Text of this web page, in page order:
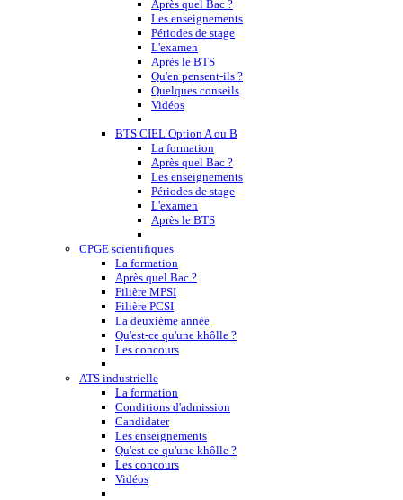
Après quel Bac ?
Les enseignements
Périodes de stage
L'examen
Après le BTS
Qu'en pensent-ils ?
Quelques conseils
Vidéos
BTS CIEL Option A ou B
La formation
Après quel Bac ?
Les enseignements
Périodes de stage
L'examen
Après le BTS
CPGE scientifiques
La formation
Après quel Bac ?
Filière MPSI
Filière PCSI
La deuxième année
Qu'est-ce qu'une khôlle ?
Les concours
ATS industrielle
La formation
Conditions d'admission
Candidater
Les enseignements
Qu'est-ce qu'une khôlle ?
Les concours
Vidéos